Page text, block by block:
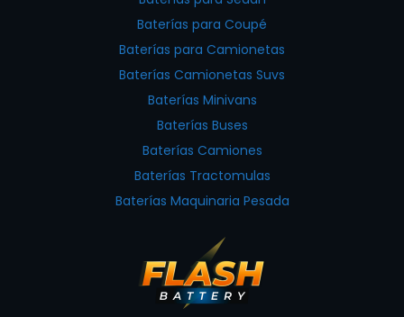
Baterías para Coupé
Baterías para Camionetas
Baterías Camionetas Suvs
Baterías Minivans
Baterías Buses
Baterías Camiones
Baterías Tractomulas
Baterías Maquinaria Pesada